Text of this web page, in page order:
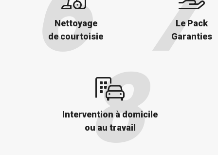
Nettoyage
de courtoisie
Le Pack
Garanties
Intervention à domicile
ou au travail